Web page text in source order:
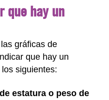
que hay un
gráficas de
que hay un
siguientes:
estatura o peso de